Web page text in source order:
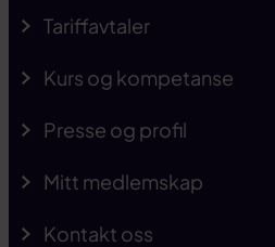
Tariffavtaler
Kurs og kompetanse
Presse og profil
Mitt medlemskap
Kontakt oss